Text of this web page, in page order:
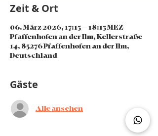
Zeit & Ort
06. März 2026, 17:15 – 18:15 MEZ
Pfaffenhofen an der Ilm, Kellerstraße
14, 85276 Pfaffenhofen an der Ilm,
Deutschland
Gäste
Alle ansehen